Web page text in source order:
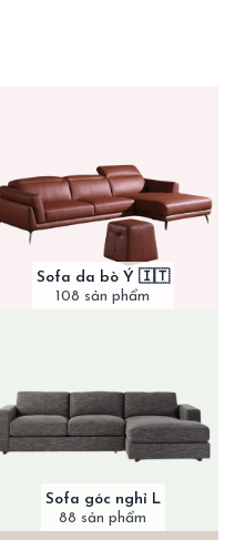
Sofa da bò Ý 🇮🇹
108 sản phẩm
Sofa góc nghỉ L
88 sản phẩm